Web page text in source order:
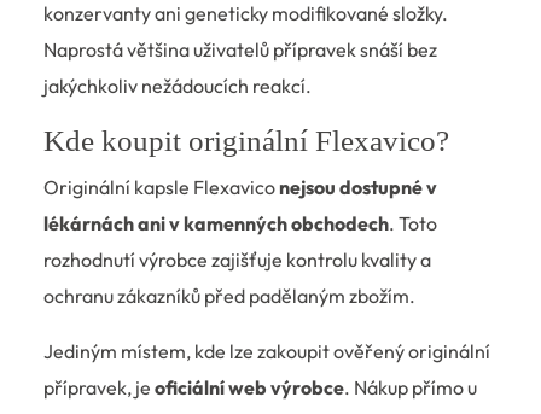
konzervanty ani geneticky modifikované složky.
Naprostá většina uživatelů přípravek snáší bez
jakýchkoliv nežádoucích reakcí.
Kde koupit originální Flexavico?
Originální kapsle Flexaviconejsou dostupné v
lékárnách ani v kamenných obchodech. Toto
rozhodnutí výrobce zajišťuje kontrolu kvality a
ochranu zákazníků před padělaným zbožím.
Jediným místem, kde lze zakoupit ověřený originální
přípravek, je oficiální web výrobce. Nákup přímo u